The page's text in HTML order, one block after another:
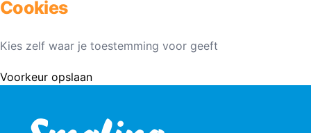
Cookies
Kies zelf waar je toestemming voor geeft
Voorkeur opslaan